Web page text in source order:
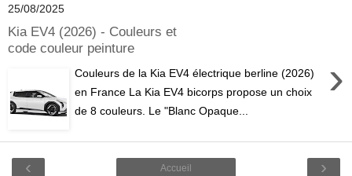
25/08/2025
Kia EV4 (2026) - Couleurs et
code couleur peinture
›
Couleurs de la Kia EV4 électrique berline (2026)
en France La Kia EV4 bicorps propose un choix
de 8 couleurs. Le "Blanc Opaque...
‹ ›
Accueil